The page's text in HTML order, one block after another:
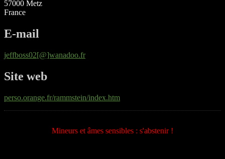
57000 Metz
France
E-mail
jeffboss02[@]wanadoo.fr
Site web
perso.orange.fr/rammstein/index.htm
Mineurs et âmes sensibles : s'abstenir !